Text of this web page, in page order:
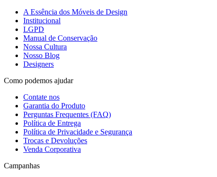
A Essência dos Móveis de Design
Institucional
LGPD
Manual de Conservação
Nossa Cultura
Nosso Blog
Designers
Como podemos ajudar
Contate nos
Garantia do Produto
Perguntas Frequentes (FAQ)
Política de Entrega
Política de Privacidade e Segurança
Trocas e Devoluções
Venda Corporativa
Campanhas